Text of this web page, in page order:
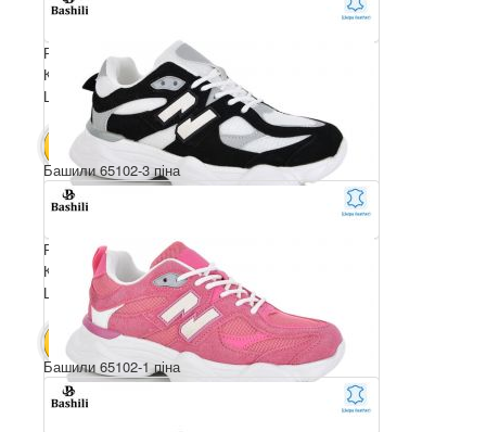
Розмірний ряд: 36-41
Комплектація ящика: 8
Ціна за пару: 790 грн.
В КОШИК 6320 грн.
Розмірний ряд: 36-41
Комплектація ящика: 8
Ціна за пару: 790 грн.
В КОШИК 6320 грн.
Башили 65102-3 піна
Башили 65102-1 піна